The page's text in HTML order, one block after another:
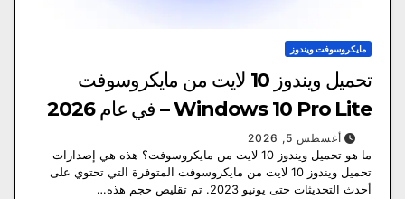
مايكروسوفت ويندوز
تحميل ويندوز 10 لايت من مايكروسوفت
Windows 10 Pro Lite – في عام 2026
أغسطس 5, 2026
ما هو تحميل ويندوز 10 لايت من مايكروسوفت؟ هذه هي إصدارات
تحميل ويندوز 10 لايت من مايكروسوفت المتوفرة التي تحتوي على
أحدث التحديثات حتى يونيو 2023. تم تقليص حجم هذه…